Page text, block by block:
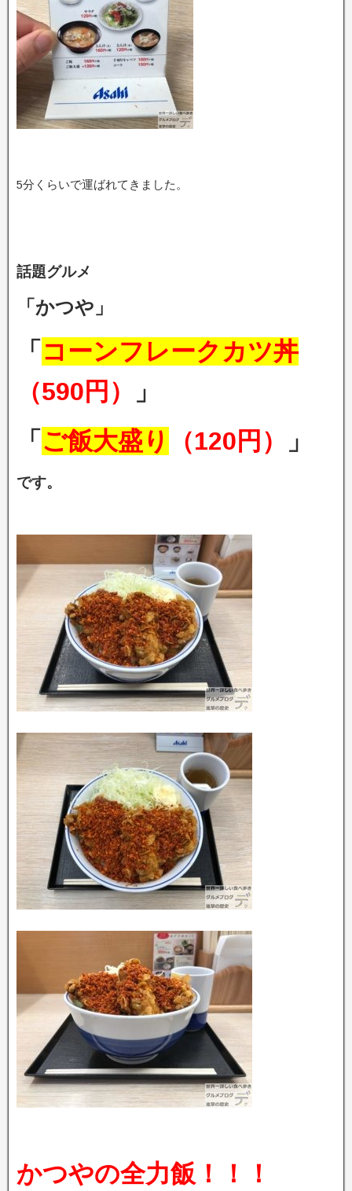
5分くらいで運ばれてきました。
話題グルメ
「かつや」
「 コーンフレークカツ丼
（590円）
」
「 ご飯大盛り （120円） 」
です。
かつやの全力飯！！！